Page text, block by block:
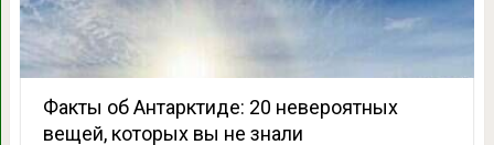
Факты об Антарктиде: 20 невероятных
вещей, которых вы не знали